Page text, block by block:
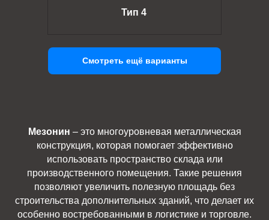
Тип 4
Смотреть ещё варианты
Мезонин – это многоуровневая металлическая
конструкция, которая помогает эффективно
использовать пространство склада или
производственного помещения. Такие решения
позволяют увеличить полезную площадь без
строительства дополнительных зданий, что делает их
особенно востребованными в логистике и торговле.